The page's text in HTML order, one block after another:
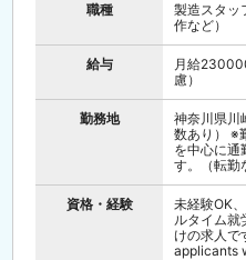
職種
製造スタッ
作など）
給与
月給
慮）
勤務地
神奈川県川
数あり） ※
を中心に通
す。（転勤
資格・経験
未経験OK
ルタイム就
けの求人
applicants